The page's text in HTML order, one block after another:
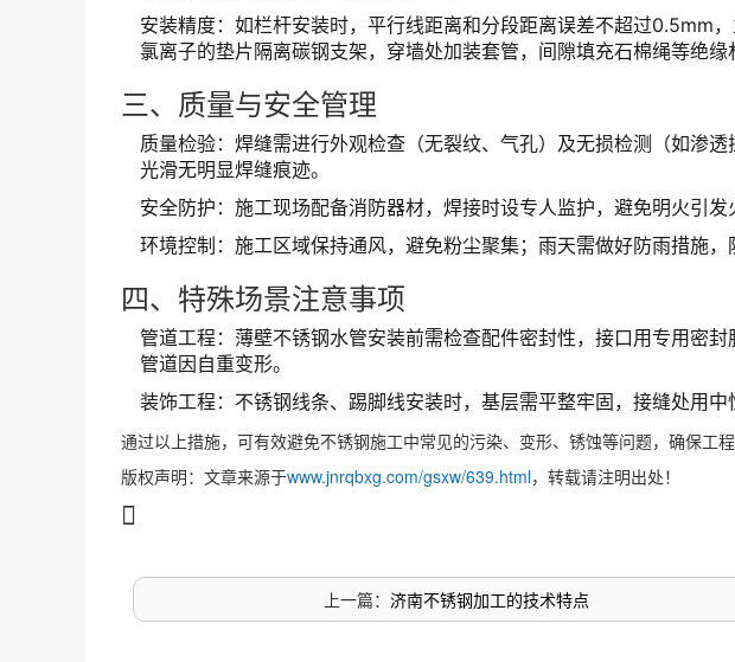
安装精度：如栏杆安装时，平行线距离和分段距离误差不超过0.5mm
氯离子的垫片隔离碳钢支架，穿墙处加装套管，间隙填充石棉绳等绝缘
三、质量与安全管理
质量检验：焊缝需进行外观检查（无裂纹、气孔）及无损检测（如渗
光滑无明显焊缝痕迹。
安全防护：施工现场配备消防器材，焊接时设专人监护，避免明火引
环境控制：施工区域保持通风，避免粉尘聚集；雨天需做好防雨措施
四、特殊场景注意事项
管道工程：薄壁不锈钢水管安装前需检查配件密封性，接口用专用密
管道因自重变形。
装饰工程：不锈钢线条、踢脚线安装时，基层需平整牢固，接缝处用
通过以上措施，可有效避免不锈钢施工中常见的污染、变形、锈蚀等问题，确保工
版权声明：文章来源于www.jnrqbxg.com/gsxw/639.html，转载请注明出处！
上一篇： 济南不锈钢加工的技术特点